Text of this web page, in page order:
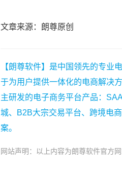
文章来源：朗尊原创
【朗尊软件】是中国领先的专业
于为用户提供一体化的电商解决
主研发的电子商务平台产品：
城、B2B大宗交易平台、跨境电
案。
网站声明：以上内容为朗尊软件官方